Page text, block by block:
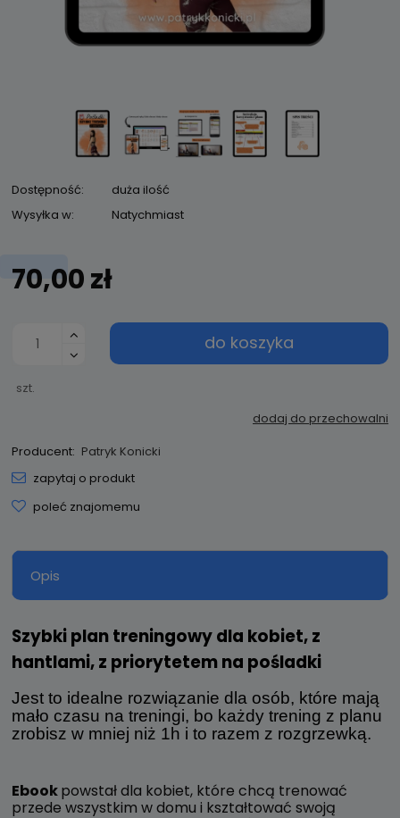
Dostępność:
duża ilość
Wysyłka w:
Natychmiast
70,00 zł
szt.
do koszyka
dodaj do przechowalni
Producent: Patryk Konicki
zapytaj o produkt
poleć znajomemu
Opis
Szybki plan treningowy dla kobiet, z
hantlami, z priorytetem na pośladki
Jest to idealne rozwiązanie dla osób, które mają
mało czasu na treningi, bo każdy trening z planu
zrobisz w mniej niż 1h i to razem z rozgrzewką.
Ebookpowstał dla kobiet, które chcą trenować
przede wszystkim w domu i kształtować swoją